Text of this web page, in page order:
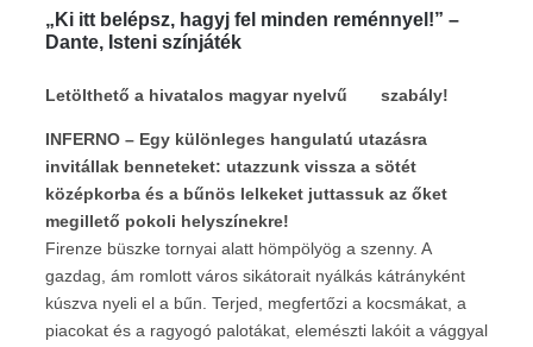
„Ki itt belépsz, hagyj fel minden reménnyel!” –
Dante, Isteni színjáték
Letölthető a hivatalos magyar nyelvű szabály!
INFERNO – Egy különleges hangulatú utazásra
invitállak benneteket: utazzunk vissza a sötét
középkorba és a bűnös lelkeket juttassuk az őket
megillető pokoli helyszínekre!
Firenze büszke tornyai alatt hömpölyög a szenny. A
gazdag, ám romlott város sikátorait nyálkás kátrányként
kúszva nyeli el a bűn. Terjed, megfertőzi a kocsmákat, a
piacokat és a ragyogó palotákat, elemészti lakóit a vággyal